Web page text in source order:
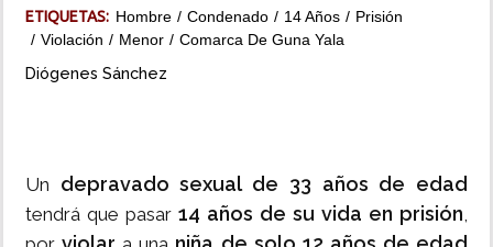
ETIQUETAS: Hombre Condenado 14 Años
Prisión
Violación
Menor Comarca De Guna Yala
Diógenes Sánchez
Un depravado sexual de 33 años de edad
tendrá que pasar 14 años de su vida en prisión,